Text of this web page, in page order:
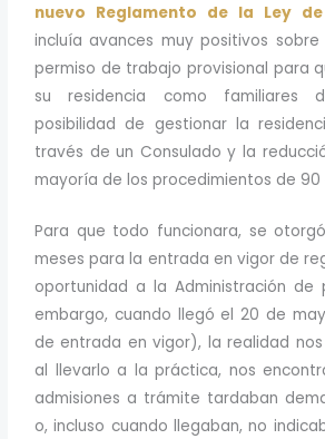
nuevo Reglamento de la Ley
incluía avances muy positivos
permiso de trabajo provisional para
su residencia como familiares
posibilidad de gestionar la
través de un Consulado y la
mayoría de los procedimientos de 90
Para que todo funcionara, se
meses para la entrada en vigor de
oportunidad a la Administración de
embargo, cuando llegó el 20 de
de entrada en vigor), la realidad
al llevarlo a la práctica, nos
admisiones a trámite tardaban
o, incluso cuando llegaban, no